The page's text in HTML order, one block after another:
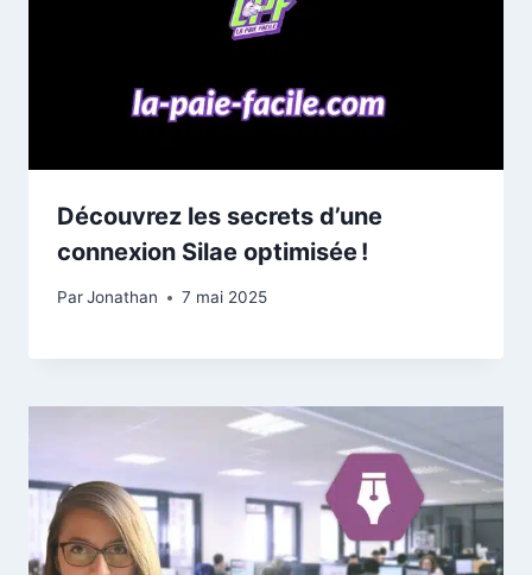
Découvrez les secrets d’une
connexion Silae optimisée !
ParJonathan 7 mai 2025